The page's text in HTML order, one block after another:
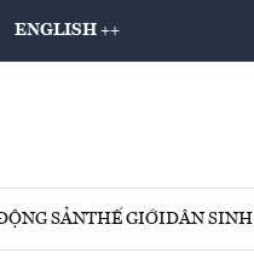
ENGLISH ++
SẢNTHẾ GIỚIDÂN SINH